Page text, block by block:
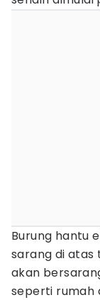
Burung hantu
sarang di atas
akan
seperti rumah